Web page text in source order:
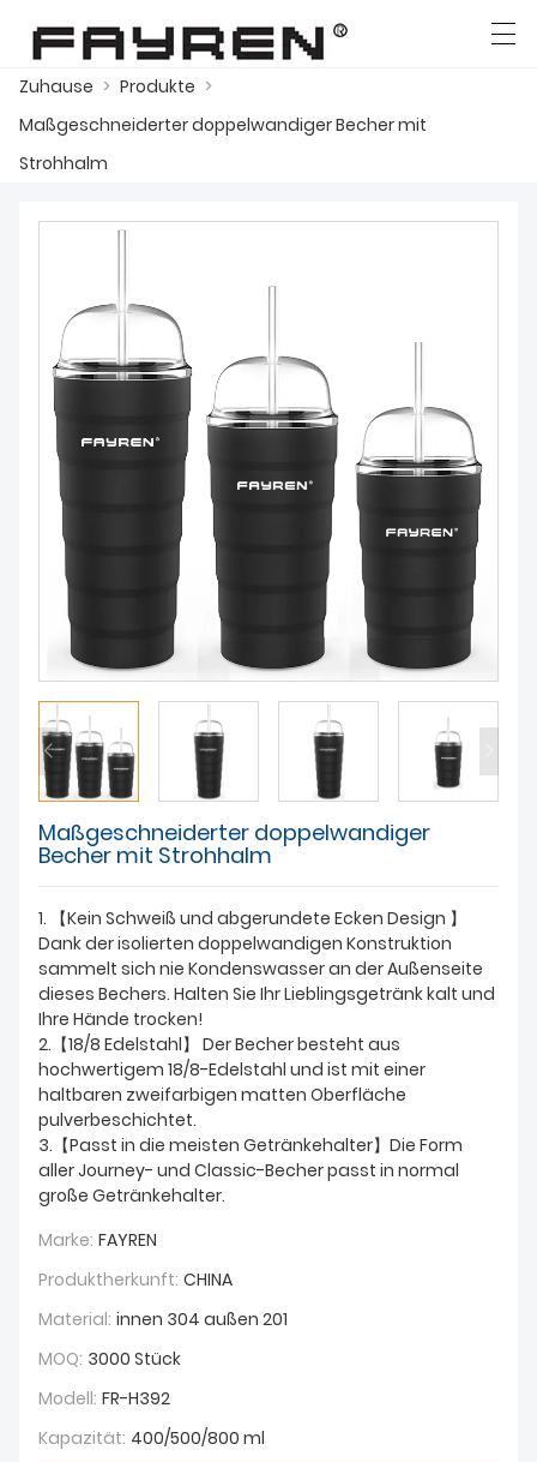
NACHRICHTEN
FABRIK
KONTAKTIERE UNS
Zuhause > Produkte >
Maßgeschneiderter doppelwandiger Becher mit
Strohhalm
Maßgeschneiderter doppelwandiger
Becher mit Strohhalm
1. 【Kein Schweiß und abgerundete Ecken Design 】
Dank der isolierten doppelwandigen Konstruktion
sammelt sich nie Kondenswasser an der Außenseite
dieses Bechers. Halten Sie Ihr Lieblingsgetränk kalt und
Ihre Hände trocken!
2.【18/8 Edelstahl】 Der Becher besteht aus
hochwertigem 18/8-Edelstahl und ist mit einer
haltbaren zweifarbigen matten Oberfläche
pulverbeschichtet.
3.【Passt in die meisten Getränkehalter】Die Form
aller Journey- und Classic-Becher passt in normal
große Getränkehalter.
Marke: FAYREN
Produktherkunft: CHINA
Material: innen 304 außen 201
MOQ: 3000 Stück
Modell: FR-H392
Kapazität: 400/500/800 ml